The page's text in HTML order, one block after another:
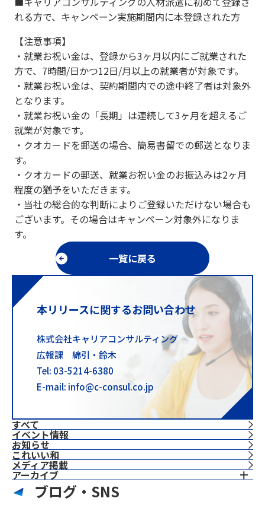
すべて
イベント情報
お知らせ
これいい和
⁨⁩メディア掲載
アーカイブ
れる方で、キャンペーン実施期間内に本登録された方
【注意事項】
・就業お祝い金は、登録から3ヶ月以内にご就業された
方で、7時間/日かつ12日/月以上の就業者が対象です。
・就業お祝い金は、契約期間内での途中終了者は対象外
となります。
・就業お祝い金の「長期」は連続して3ヶ月を超えるご
就業が対象です。
・クオカードを郵送の場合、簡易書留での郵送となりま
す。
・クオカードの郵送、就業お祝い金のお振込みは2ヶ月
程度の猶予をいただきます。
・当社の総合的な判断によりご登録いただけない場合も
ございます。その場合はキャンペーン対象外になりま
す。
一覧に戻る
本リリースに関するお問い合わせ
株式会社キャリアコンサルティング
広報課 綿引・鈴木
Tel: 03-5214-6380
E-mail: info@c-consul.co.jp
ブログ・SNS